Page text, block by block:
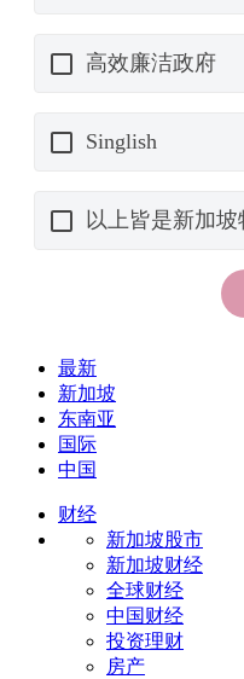
最新
新加坡
东南亚
国际
中国
财经
新加坡股市
新加坡财经
全球财经
中国财经
投资理财
房产